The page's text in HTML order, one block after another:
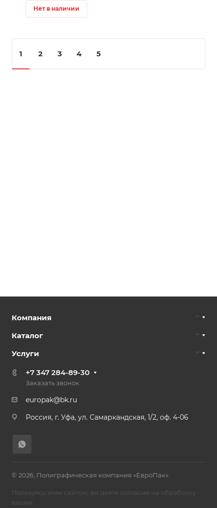
Нет в наличии
1 2 3 4 5
Компания
Каталог
Услуги
+7 347 284-89-30
Заказать звонок
europak@bk.ru
Россия, г. Уфа, ул. Самаркандская, 1/2, оф. 4-06
© 2026, Полиграфическая компания «ЕвроПак»
Пользуясь этим сайтом, вы даете согласие на обработку
ваших